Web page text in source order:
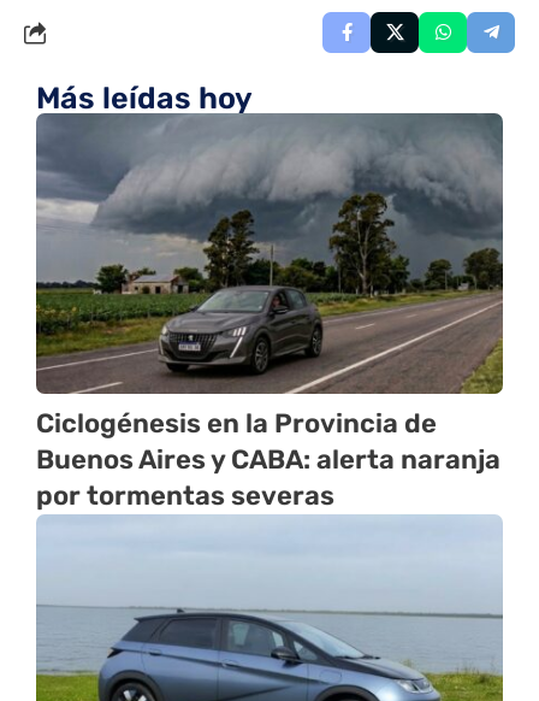
Más leídas hoy
Ciclogénesis en la Provincia de
Buenos Aires y CABA: alerta naranja
por tormentas severas